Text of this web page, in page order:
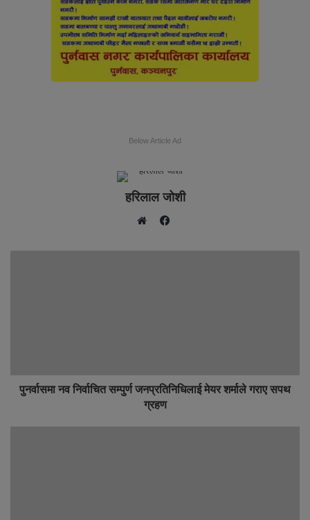
Below Article Ad
हरिलाल जोशी
e
c
पुनर्वासमा नव निर्वाचित सम्पुर्ण जनप्रतिनिधिलाई मेयर शर्माले गराए सपथ
ग्रहण